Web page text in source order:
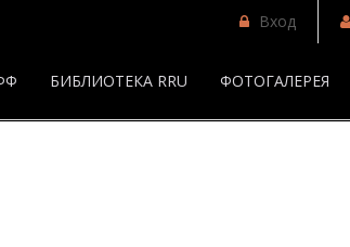
Вход
БИБЛИОТЕКА RRU ФОТОГАЛЕРЕЯ